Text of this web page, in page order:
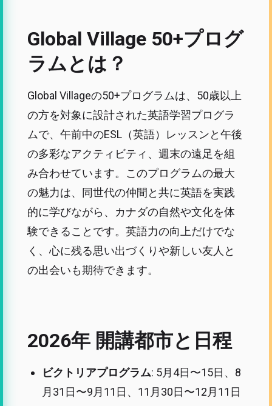
Global Village 50+プログ
ラムとは？
Global Villageの50+プログラムは、50歳以上
の方を対象に設計された英語学習プログラ
ムで、午前中のESL（英語）レッスンと午後
の多彩なアクティビティ、週末の遠足を組
み合わせています。このプログラムの最大
の魅力は、同世代の仲間と共に英語を実践
的に学びながら、カナダの自然や文化を体
験できることです。英語力の向上だけでな
く、心に残る思い出づくりや新しい友人と
の出会いも期待できます。
2026年 開講都市と日程
ビクトリアプログラム: 5月4日〜15日、8
月31日〜9月11日、11月30日〜12月11日